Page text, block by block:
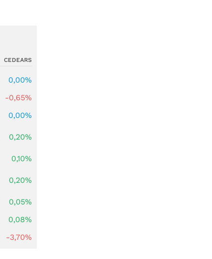
CEDEARS
0,00%
-0,65%
0,00%
0,20%
0,10%
0,20%
0,05%
0,08%
-3,70%